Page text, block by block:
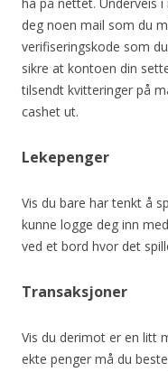
deg noen mail som du
verifiseringskode som
sikre at kontoen din
tilsendt kvitteringer på
cashet ut.
Lekepenger
Vis du bare har tenkt å
kunne logge deg inn
ved et bord hvor det
Transaksjoner
Vis du derimot er en litt
ekte penger må du